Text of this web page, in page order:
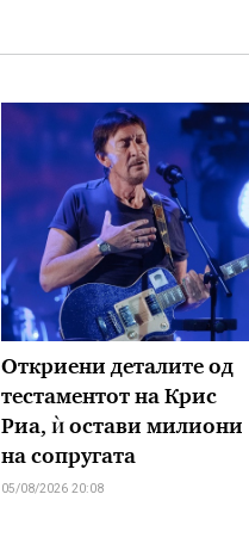
Откриени деталите од
тестаментот на Крис
Риа, ѝ остави милиони
на сопругата
05/08/2026 20:08